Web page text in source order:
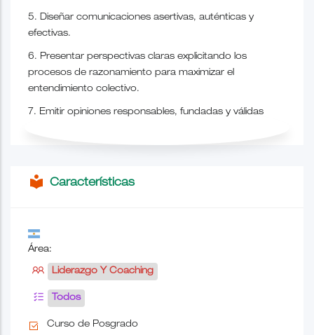
5. Diseñar comunicaciones asertivas, auténticas y
efectivas.
6. Presentar perspectivas claras explicitando los
procesos de razonamiento para maximizar el
entendimiento colectivo.
7. Emitir opiniones responsables, fundadas y válidas
local_library Características
Área:
Liderazgo Y Coaching
Todos
Curso de Posgrado